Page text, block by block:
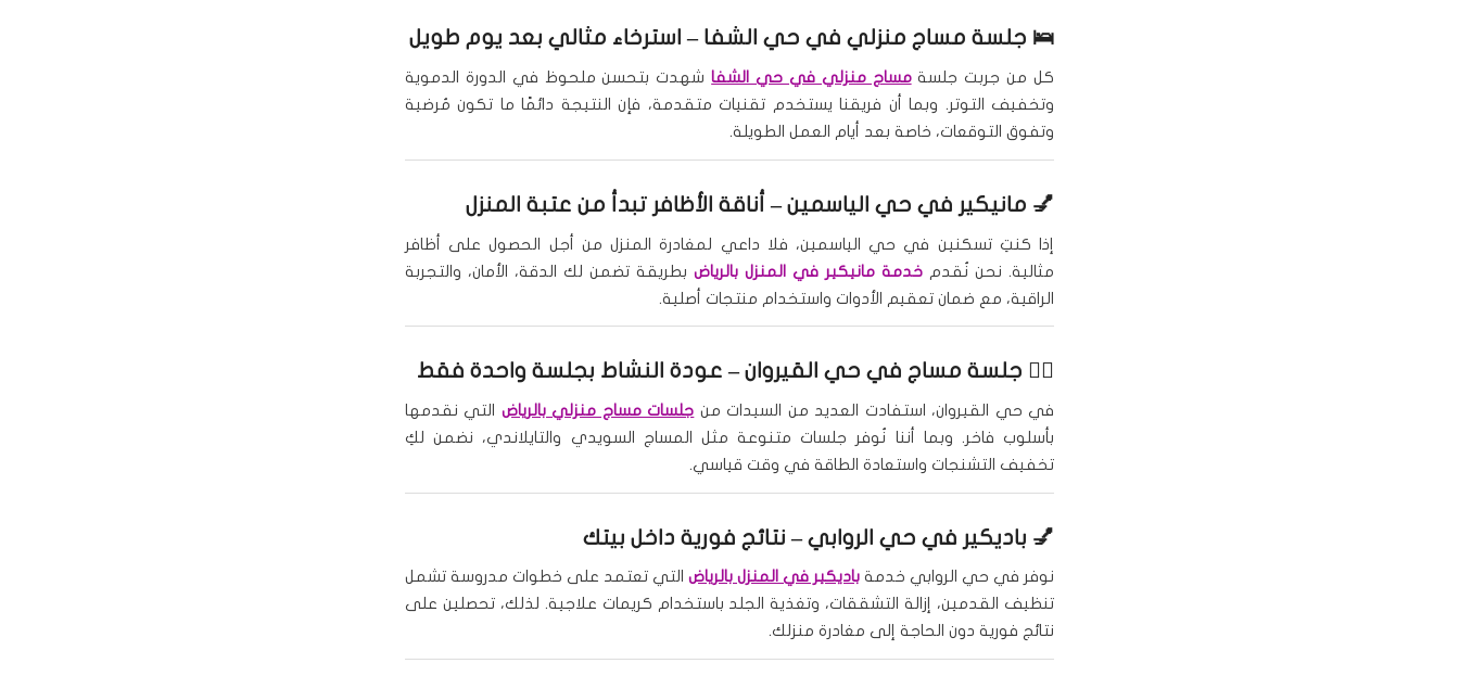
🛌 جلسة مساج منزلي في حي الشفا – استرخاء مثالي بعد يوم طويل
كل من جربت جلسةمساج منزلي في حي الشفاشهدت بتحسن ملحوظ في الدورة الدموية
وتخفيف التوتر. وبما أن فريقنا يستخدم تقنيات متقدمة، فإن النتيجة دائمًا ما تكون مُرضية
وتفوق التوقعات، خاصة بعد أيام العمل الطويلة.
💅 مانيكير في حي الياسمين– أناقة الأظافر تبدأ من عتبة المنزل
إذا كنتِ تسكنين في حي الياسمين، فلا داعي لمغادرة المنزل من أجل الحصول على أظافر
مثالية. نحن نُقدم خدمة مانيكير في المنزل بالرياضبطريقة تضمن لك الدقة، الأمان، والتجربة
الراقية، مع ضمان تعقيم الأدوات واستخدام منتجات أصلية.
🧖‍♀️ جلسة مساج في حي القيروان– عودة النشاط بجلسة واحدة فقط
في حي القيروان، استفادت العديد من السيدات من جلسات مساج منزلي بالرياض التي نقدمها
بأسلوب فاخر. وبما أننا نُوفر جلسات متنوعة مثل المساج السويدي والتايلاندي، نضمن لكِ
تخفيف التشنجات واستعادة الطاقة في وقت قياسي.
💅 باديكير في حي الروابي– نتائج فورية داخل بيتك
نوفر في حي الروابي خدمة باديكير في المنزل بالرياضالتي تعتمد على خطوات مدروسة تشمل
تنظيف القدمين، إزالة التشققات، وتغذية الجلد باستخدام كريمات علاجية. لذلك، تحصلين على
نتائج فورية دون الحاجة إلى مغادرة منزلك.